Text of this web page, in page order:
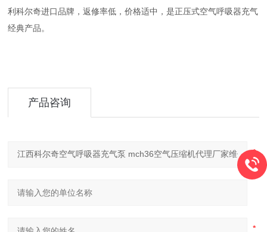
利科尔奇进口品牌，返修率低，价格适中，是正压式空气呼吸器充气
经典产品。
产品咨询